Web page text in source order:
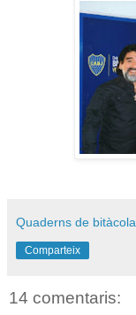
Quaderns de bitàcola
Comparteix
14 comentaris: